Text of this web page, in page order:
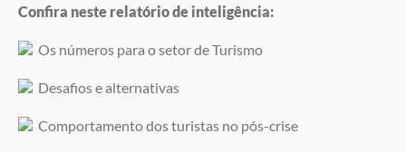
Confira neste relatório de inteligência:
Os números para o setor de Turismo
Desafios e alternativas
Comportamento dos turistas no pós-crise